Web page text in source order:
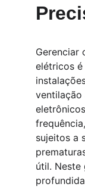
Gerenciar
elétricos
ventilação
sujeitos a
útil. Neste